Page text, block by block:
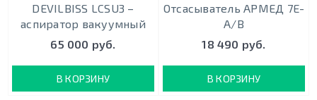
DEVILBISS LCSU3 –
аспиратор вакуумный
65 000 руб.
В КОРЗИНУ
Отсасыватель АРМЕД 7E-
A/B
18 490 руб.
В КОРЗИНУ